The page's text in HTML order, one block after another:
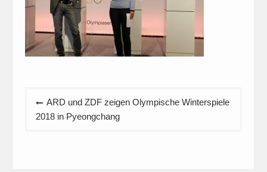
Beitragsnavigation
ARD und ZDF zeigen Olympische Winterspiele
2018 in Pyeongchang